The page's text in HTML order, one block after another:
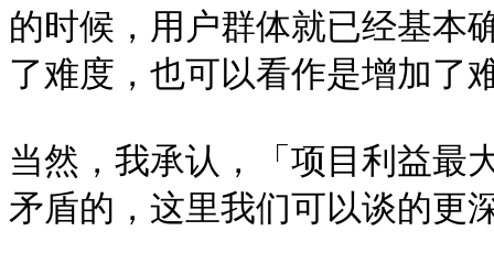
的时候，用户群体就已经基本
了难度，也可以看作是增加了
当然，我承认，「项目利益最
矛盾的，这里我们可以谈的更